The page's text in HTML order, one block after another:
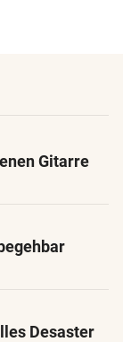
Gitarre
Desaster